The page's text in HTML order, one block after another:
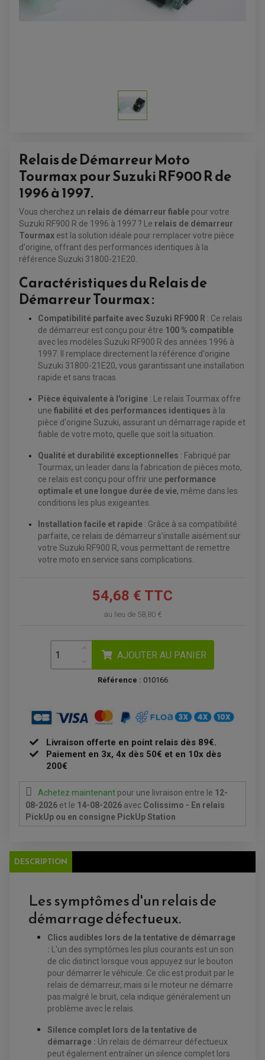
BAGAGERIE
BAGAGERIE SOUPLE
ACCESSOIRE GPS, SMARTPHONE
SELLE CONFORT
SUPPORT TOP CASE
TOP CASE ET VALISES
ÉCHAPPEMENT MOTO
SILENCIEUX / ÉCHAPPEMENT MOTO
ÉLECTRICITÉ
ACCESSOIRES ELECTRIQUE
BATTERIE
CHARGEUR BATTERIE
CLIGNOTANT MOTO
DÉMARREUR
ECLAIRAGE MOTO
FEUX ADDITIONNELS
KIT RECONDITIONNEMENT DEMARREUR
POMPE A ESSENCE
ATELIER, PADDOCK, STAND
FILTRE A HUILE
FILTRE ET ACCESSOIRE ESSENCE
OUTILLAGE
PRODUIT D'ENTRETIEN
FREINAGE
ACCESSOIRE + VISSERIE FREINAGE
DISQUE DE FREIN
ÉCHAPEMENT SCOOTER
ÉCHAPPEMENT SCOOTER
ELECTRICITÉ
CLIGNOTANT TYPE ORIGINE
BATTERIE SCOOTER
CHARGEUR DE BATTERIE
REDRESSEUR / RÉGULATEUR
ECLAIRAGE SCOOTER
POMPE A ESSENCE
FREINAGE
DISQUE DE FREIN AVANT
PLAQUETTE DE FREIN ARRIERE
MAÎTRE CYLINDRE
ACCESSOIRES QUAD
ACCESSOIRES ANODISES POUR QUAD
GUIDON QUAD
KIT DÉCO QUAD / SSV
KIT POIGNÉE DE GAZ QUAD
POIGNÉE QUAD
PROTÈGE-MAINS
REPOSE PIED QUAD
COFFRE / TOP CASE QUAD
TREUIL ET ATTELAGE QUAD-SSV
ÉCHAPPEMENT QUAD
ÉCHAPPEMENT QUAD
ENTRETIEN QUAD / SSV
BATTERIE
BOUGIE QUAD
FILTRE A AIR BMC QUAD
FILTRE A AIR QUAD
EQUIPEMENT ELECTRIQUE QUAD / SSV
ACCESSOIRES ELECTRIQUE QUAD / SSV
BOITIER CDI QUAD ET SSV
CONTACTEUR A CLÉ QUAD
DÉMARREUR
ECLAIRAGE LED / HALOGÈNE
STATOR ET REDRESSEUR / REGULATEUR
VENTILATEUR DE RADIATEUR
EQUIPEMENT FREINAGE QUAD / SSV
DISQUE DE FREIN QUAD / SSV
KIT DURITE DE FREIN QUAD
KIT REPARATION MAÎTRE CYLINDRE QUAD / SSV
PLAQUETTES DE FREIN QUAD / SSV
HUILE ET PRODUIT D'ENTRETIEN QUAD
HUILE POUR QUAD
PRODUIT D'ENTRETIEN QUAD
ÉQUIPEMENT ÉLECTRIQUE
ACCESSOIRES ÉLECTRIQUE ENDURO
COMPTEUR D'HEURE
DÉMARREUR
CONDENSATEUR
COUPE-CONTACT
TRANSMISSION
KIT CHAÎNE
GUIDE CHAÎNE
PATIN DE BRAS OSCILLANT
EMBRAYAGE OFF ROAD
PIÈCE MOTEUR
POMPE À EAU BOYESEN
KIT RÉPARATION CARBU
PIPE D'ADMISSION
DURITE RADIATEUR
PNEUMATIQUE
MOUSSE
CHAMBRE À AIR
ENDURO
ACCESSOIRES FREINAGE
DISQUE DE FREIN AVANT
Relais de Démarreur Moto
Tourmax pour Suzuki RF900 R de
1996 à 1997.
Vous cherchez un relais de démarreur fiable pour votre
Suzuki RF900 R de 1996 à 1997 ? Le relais de démarreur
Tourmax est la solution idéale pour remplacer votre pièce
d'origine, offrant des performances identiques à la
référence Suzuki 31800-21E20.
Caractéristiques du Relais de
Démarreur Tourmax :
Compatibilité parfaite avec Suzuki RF900 R : Ce relais
de démarreur est conçu pour être 100 % compatible
avec les modèles Suzuki RF900 R des années 1996 à
1997. Il remplace directement la référence d'origine
Suzuki 31800-21E20, vous garantissant une installation
rapide et sans tracas.
Pièce équivalente à l'origine : Le relais Tourmax offre
une fiabilité et des performances identiques à la
pièce d'origine Suzuki, assurant un démarrage rapide et
fiable de votre moto, quelle que soit la situation.
Qualité et durabilité exceptionnelles : Fabriqué par
Tourmax, un leader dans la fabrication de pièces moto,
ce relais est conçu pour offrir une performance
optimale et une longue durée de vie, même dans les
conditions les plus exigeantes.
Installation facile et rapide : Grâce à sa compatibilité
parfaite, ce relais de démarreur s'installe aisément sur
votre Suzuki RF900 R, vous permettant de remettre
votre moto en service sans complications.
54,68 € TTC
au lieu de 58,80 €
AJOUTER AU PANIER
Référence : 010166
Livraison offerte en point relais dès 89€.
Paiement en 3x, 4x dès 50€ et en 10x dès
200€
Achetez maintenant pour une livraison entre le 12-
08-2026 et le 14-08-2026 avec Colissimo - En relais
PickUp ou en consigne PickUp Station
DESCRIPTION
Les symptômes d'un relais de
démarrage défectueux.
Clics audibles lors de la tentative de démarrage
: L'un des symptômes les plus courants est un son
de clic distinct lorsque vous appuyez sur le bouton
pour démarrer le véhicule. Ce clic est produit par le
relais de démarreur, mais si le moteur ne démarre
pas malgré le bruit, cela indique généralement un
problème avec le relais.
Silence complet lors de la tentative de
démarrage : Un relais de démarreur défectueux
peut également entraîner un silence complet lors